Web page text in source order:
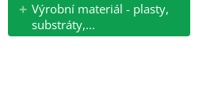
Výrobní materiál - plasty,
substráty,...